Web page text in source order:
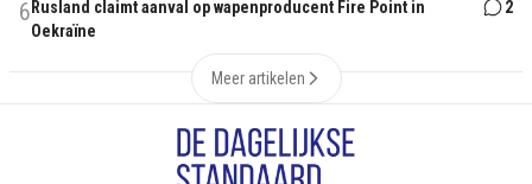
6 Rusland claimt aanval op wapenproducent Fire Point in
Oekraïne
2
Meer artikelen